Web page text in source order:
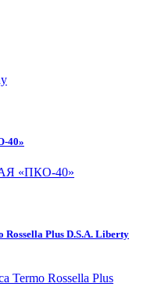
40»
Rossella Plus D.S.A. Liberty